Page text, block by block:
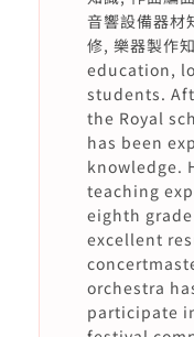
音響設備器材
修, 樂器製作
education,
students.
the Royal
has been
knowledge.
teaching
eighth
excellent
orchestra
participate